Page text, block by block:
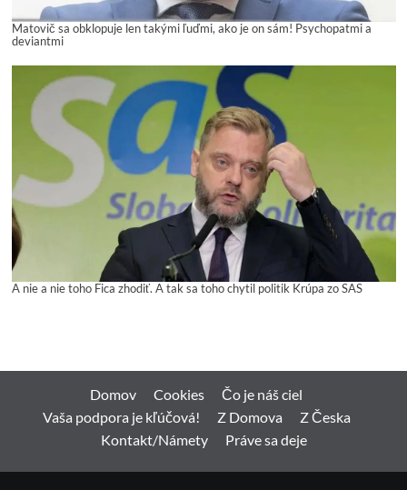
Matovič sa obklopuje len takými ľuďmi, ako je on sám! Psychopatmi a
deviantmi
A nie a nie toho Fica zhodiť. A tak sa toho chytil politik Krúpa zo SAS
Domov Cookies
Čo je náš ciel
Vaša podpora je kľúčová!
Z Domova
Z Česka
Kontakt/Námety
Práve sa deje